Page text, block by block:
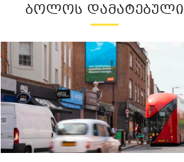
ᲑᲝᲚᲝᲡ ᲓᲐᲛᲐᲢᲔᲑᲣᲚᲘ